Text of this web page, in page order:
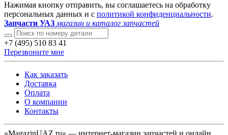
Нажимая кнопку отправить, вы соглашаетесь на обработку
персональных данных и с политикой конфиденциальности.
Запчасти УАЗ магазин и каталог запчастей
+7 (495) 510 83 41
Перезвоните мне
Как заказать
Доставка
Оплата
О компании
Контакты